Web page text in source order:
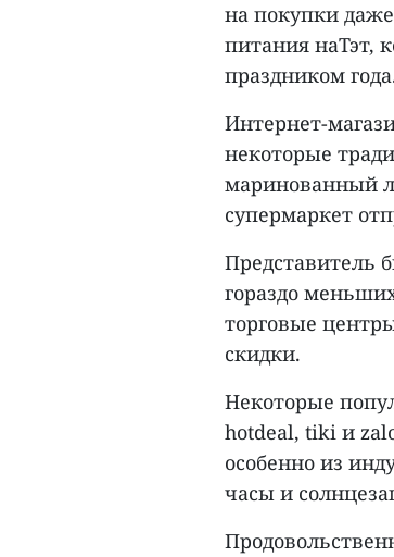
на покупки
питания наТэт,
праздником
Интернет-
некоторые
маринованный
супермаркет
Представитель
гораздо
торговые
скидки.
Некоторые
hotdeal, tiki и
особенно из
часы и